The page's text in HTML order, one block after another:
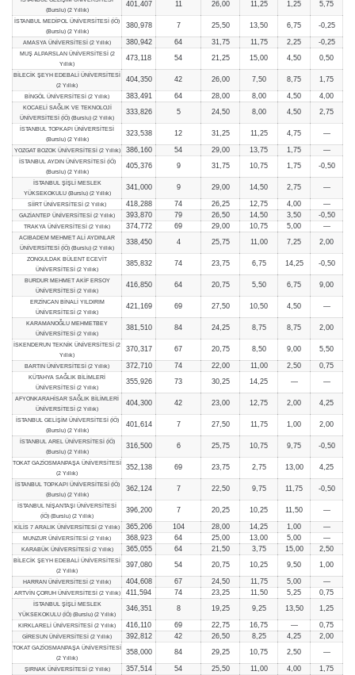
(Burslu) (2 Yıllık)
401,407 11 26,00 11,25 1,25 5,75
İSTANBUL MEDİPOL ÜNİVERSİTESİ (İÖ)
(Burslu) (2 Yıllık)
380,978 7 25,50 13,50 6,75 -0,25
AMASYA ÜNİVERSİTESİ (2 Yıllık) 380,942 64 31,75 11,75 2,25 -0,25
MUŞ ALPARSLAN ÜNİVERSİTESİ (2
Yıllık)
473,118 54 21,25 15,00 4,50 0,50
BİLECİK ŞEYH EDEBALİ ÜNİVERSİTESİ
(2 Yıllık)
404,350 42 26,00 7,50 8,75 1,75
BİNGÖL ÜNİVERSİTESİ (2 Yıllık) 383,491 64 28,00 8,00 4,50 4,00
KOCAELİ SAĞLIK VE TEKNOLOJİ
ÜNİVERSİTESİ (İÖ) (Burslu) (2 Yıllık)
333,826 5 24,50 8,00 4,50 2,75
İSTANBUL TOPKAPI ÜNİVERSİTESİ
(Burslu) (2 Yıllık)
323,538 12 31,25 11,25 4,75 —
YOZGAT BOZOK ÜNİVERSİTESİ (2 Yıllık) 386,160 54 29,00 13,75 1,75 —
İSTANBUL AYDIN ÜNİVERSİTESİ (İÖ)
(Burslu) (2 Yıllık)
405,376 9 31,75 10,75 1,75 -0,50
İSTANBUL ŞİŞLİ MESLEK
YÜKSEKOKULU (Burslu) (2 Yıllık)
341,000 9 29,00 14,50 2,75 —
SİİRT ÜNİVERSİTESİ (2 Yıllık) 418,288 74 26,25 12,75 4,00 —
GAZİANTEP ÜNİVERSİTESİ (2 Yıllık) 393,870 79 26,50 14,50 3,50 -0,50
TRAKYA ÜNİVERSİTESİ (2 Yıllık) 374,772 69 29,00 10,75 5,00 —
ACIBADEM MEHMET ALİ AYDINLAR
ÜNİVERSİTESİ (İÖ) (Burslu) (2 Yıllık)
338,450 4 25,75 11,00 7,25 2,00
ZONGULDAK BÜLENT ECEVİT
ÜNİVERSİTESİ (2 Yıllık)
385,832 74 23,75 6,75 14,25 -0,50
BURDUR MEHMET AKİF ERSOY
ÜNİVERSİTESİ (2 Yıllık)
416,850 64 20,75 5,50 6,75 9,00
ERZİNCAN BİNALİ YILDIRIM
ÜNİVERSİTESİ (2 Yıllık)
421,169 69 27,50 10,50 4,50 —
KARAMANOĞLU MEHMETBEY
ÜNİVERSİTESİ (2 Yıllık)
381,510 84 24,25 8,75 8,75 2,00
İSKENDERUN TEKNİK ÜNİVERSİTESİ (2
Yıllık)
370,317 67 20,75 8,50 9,00 5,50
BARTIN ÜNİVERSİTESİ (2 Yıllık) 372,710 74 22,00 11,00 2,50 0,75
KÜTAHYA SAĞLIK BİLİMLERİ
ÜNİVERSİTESİ (2 Yıllık)
355,926 73 30,25 14,25 — —
AFYONKARAHİSAR SAĞLIK BİLİMLERİ
ÜNİVERSİTESİ (2 Yıllık)
404,300 42 23,00 12,75 2,00 4,25
İSTANBUL GELİŞİM ÜNİVERSİTESİ (İÖ)
(Burslu) (2 Yıllık)
401,614 7 27,50 11,75 1,00 2,00
İSTANBUL AREL ÜNİVERSİTESİ (İÖ)
(Burslu) (2 Yıllık)
316,500 6 25,75 10,75 9,75 -0,50
TOKAT GAZİOSMANPAŞA ÜNİVERSİTESİ
(2 Yıllık)
352,138 69 23,75 2,75 13,00 4,25
İSTANBUL TOPKAPI ÜNİVERSİTESİ (İÖ)
(Burslu) (2 Yıllık)
362,124 7 22,50 9,75 11,75 -0,50
İSTANBUL NİŞANTAŞI ÜNİVERSİTESİ
(İÖ) (Burslu) (2 Yıllık)
396,200 7 20,25 10,25 11,50 —
KİLİS 7 ARALIK ÜNİVERSİTESİ (2 Yıllık) 365,206 104 28,00 14,25 1,00 —
MUNZUR ÜNİVERSİTESİ (2 Yıllık) 368,923 64 25,00 13,00 5,00 —
KARABÜK ÜNİVERSİTESİ (2 Yıllık) 365,055 64 21,50 3,75 15,00 2,50
BİLECİK ŞEYH EDEBALİ ÜNİVERSİTESİ
(2 Yıllık)
397,080 54 20,75 10,25 9,50 1,00
HARRAN ÜNİVERSİTESİ (2 Yıllık) 404,608 67 24,50 11,75 5,00 —
ARTVİN ÇORUH ÜNİVERSİTESİ (2 Yıllık) 411,594 74 23,25 11,50 5,25 0,75
İSTANBUL ŞİŞLİ MESLEK
YÜKSEKOKULU (İÖ) (Burslu) (2 Yıllık)
346,351 8 19,25 9,25 13,50 1,25
KIRKLARELİ ÜNİVERSİTESİ (2 Yıllık) 416,110 69 22,75 16,75 — 0,75
GİRESUN ÜNİVERSİTESİ (2 Yıllık) 392,812 42 26,50 8,25 4,25 2,00
TOKAT GAZİOSMANPAŞA ÜNİVERSİTESİ
(2 Yıllık)
358,000 84 29,25 10,75 2,50 —
ŞIRNAK ÜNİVERSİTESİ (2 Yıllık) 357,514 54 25,50 11,00 4,00 1,75